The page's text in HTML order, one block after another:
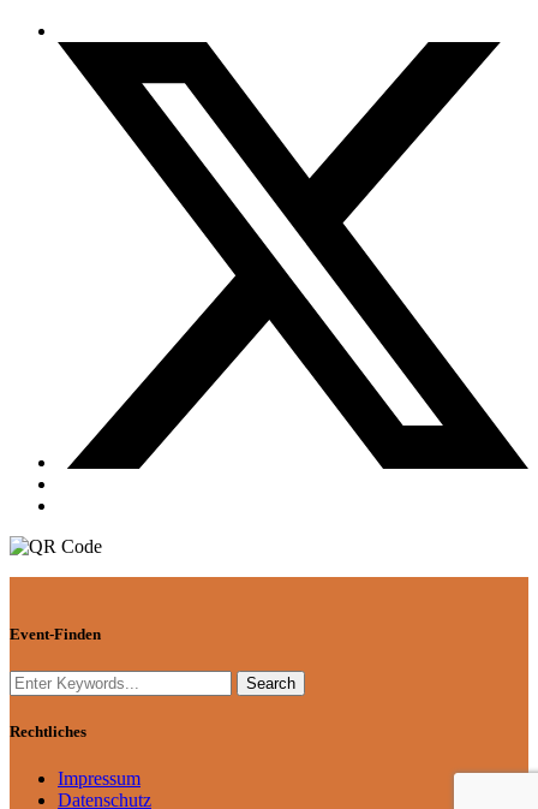
Event-Finden
Rechtliches
Impressum
Datenschutz